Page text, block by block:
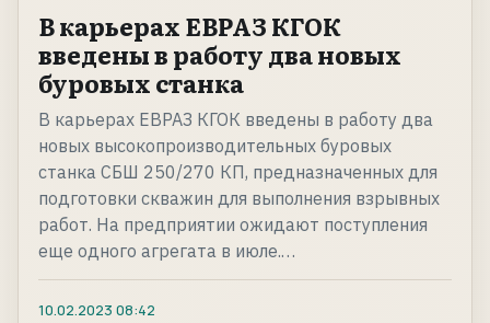
В карьерах ЕВРАЗ КГОК
введены в работу два новых
буровых станка
В карьерах ЕВРАЗ КГОК введены в работу два
новых высокопроизводительных буровых
станка СБШ 250/270 КП, предназначенных для
подготовки скважин для выполнения взрывных
работ. На предприятии ожидают поступления
еще одного агрегата в июле.…
10.02.2023 08:42